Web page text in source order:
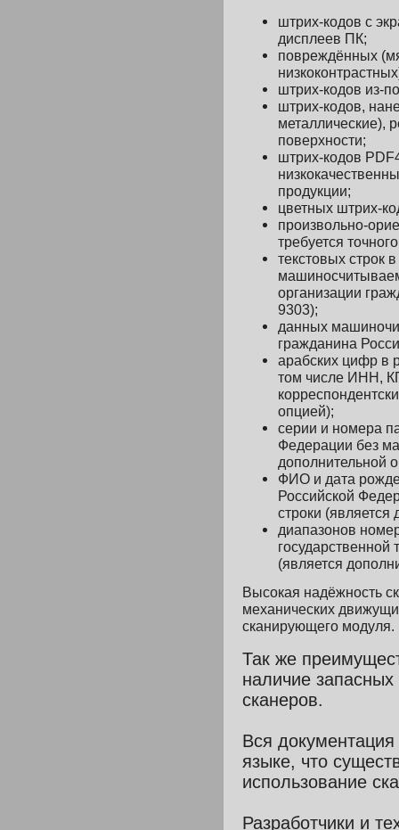
штрих-кодов с
дисплеев ПК;
повреждённых
штрих-кодов из-
штрих-кодов,
металлические),
поверхности;
штрих-кодов
продукции;
цветных штрих-
произвольно-
требуется
текстовых строк
организации
9303);
данных
гражданина
арабских цифр в
том числе ИНН,
опцией);
серии и номера
Федерации без
дополнительной
ФИО и дата
Российской
строки (является
диапазонов
(является
Высокая надёжность
механических
сканирующего модуля.
Так же
наличие
сканеров.
Вся
языке, что
использование
Разработчики и